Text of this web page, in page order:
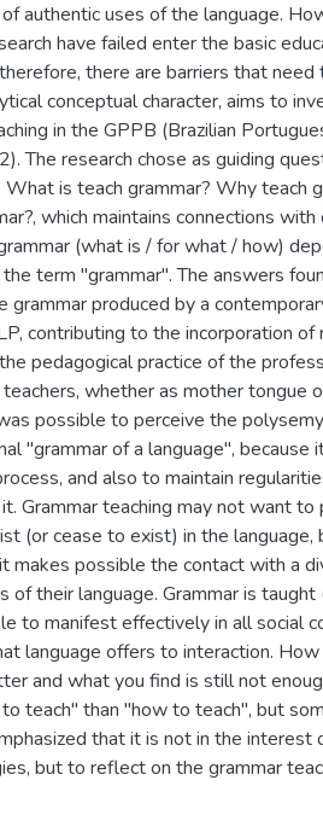
authentic uses of the language.
have failed enter the basic
there are barriers that
conceptual character, aims to
in the GPPB (Brazilian
The research chose as guiding
What is teach grammar? Why teach
which maintains connections
(what is / for what / how)
term "grammar". The answers
grammar produced by a
contributing to the incorporation
pedagogical practice of the
whether as mother tongue
possible to perceive the
"grammar of a language", because
and also to maintain
Grammar teaching may not want
(or cease to exist) in the
makes possible the contact with a
their language. Grammar is
to manifest effectively in all social
language offers to interaction.
and what you find is still not
teach" than "how to teach", but
that it is not in the interest
but to reflect on the grammar